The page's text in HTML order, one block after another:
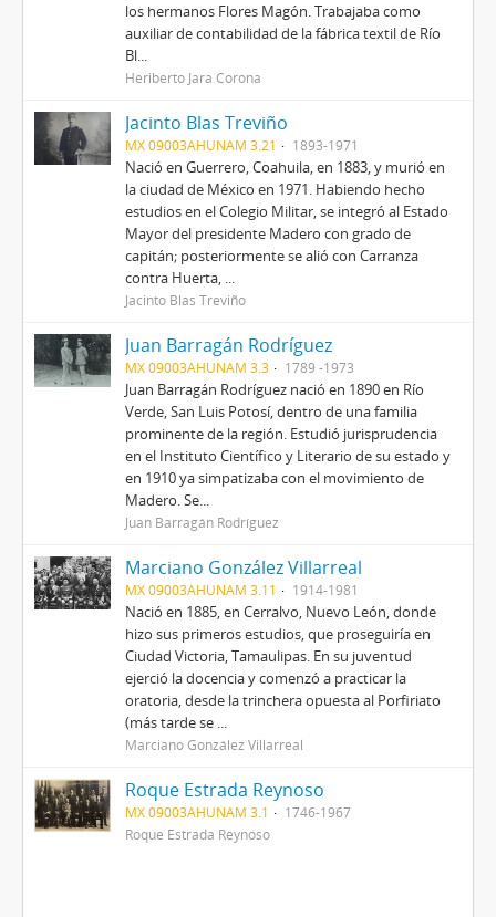
los hermanos Flores Magón. Trabajaba como
auxiliar de contabilidad de la fábrica textil de Río
Bl...
Heriberto Jara Corona
Jacinto Blas Treviño
MX 09003AHUNAM 3.21 1893-1971
Nació en Guerrero, Coahuila, en 1883, y murió en
la ciudad de México en 1971. Habiendo hecho
estudios en el Colegio Militar, se integró al Estado
Mayor del presidente Madero con grado de
capitán; posteriormente se alió con Carranza
contra Huerta, ...
Jacinto Blas Treviño
Juan Barragán Rodríguez
MX 09003AHUNAM 3.3 1789 -1973
Juan Barragán Rodríguez nació en 1890 en Río
Verde, San Luis Potosí, dentro de una familia
prominente de la región. Estudió jurisprudencia
en el Instituto Científico y Literario de su estado y
en 1910 ya simpatizaba con el movimiento de
Madero. Se...
Juan Barragán Rodríguez
Marciano González Villarreal
MX 09003AHUNAM 3.11 1914-1981
Nació en 1885, en Cerralvo, Nuevo León, donde
hizo sus primeros estudios, que proseguiría en
Ciudad Victoria, Tamaulipas. En su juventud
ejerció la docencia y comenzó a practicar la
oratoria, desde la trinchera opuesta al Porfiriato
(más tarde se ...
Marciano González Villarreal
Roque Estrada Reynoso
MX 09003AHUNAM 3.1
1746-1967
Roque Estrada Reynoso